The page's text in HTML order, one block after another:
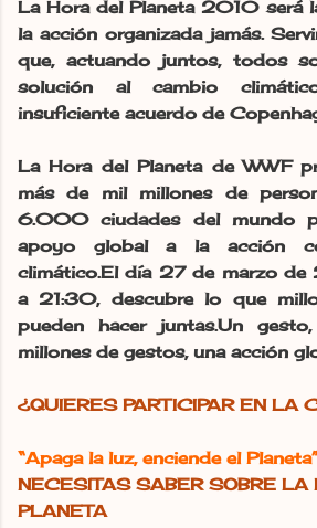
La Hora del Planeta 2010 será
la acción organizada jamás.
que, actuando juntos, todos
solución al cambio
insuficiente acuerdo de
La Hora del Planeta de WWF
más de mil millones de
6.000 ciudades del mundo
apoyo global a la acción
climático.El día 27 de marzo
a 21:30, descubre lo que
pueden hacer juntas.Un
millones de gestos, una acción
¿QUIERES PARTICIPAR EN LA
“Apaga la luz, enciende el
NECESITAS SABER SOBRE LA
PLANETA